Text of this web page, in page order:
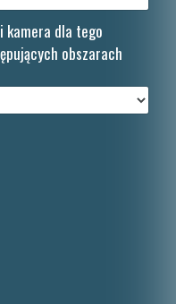
kamera dla tego
obszarach